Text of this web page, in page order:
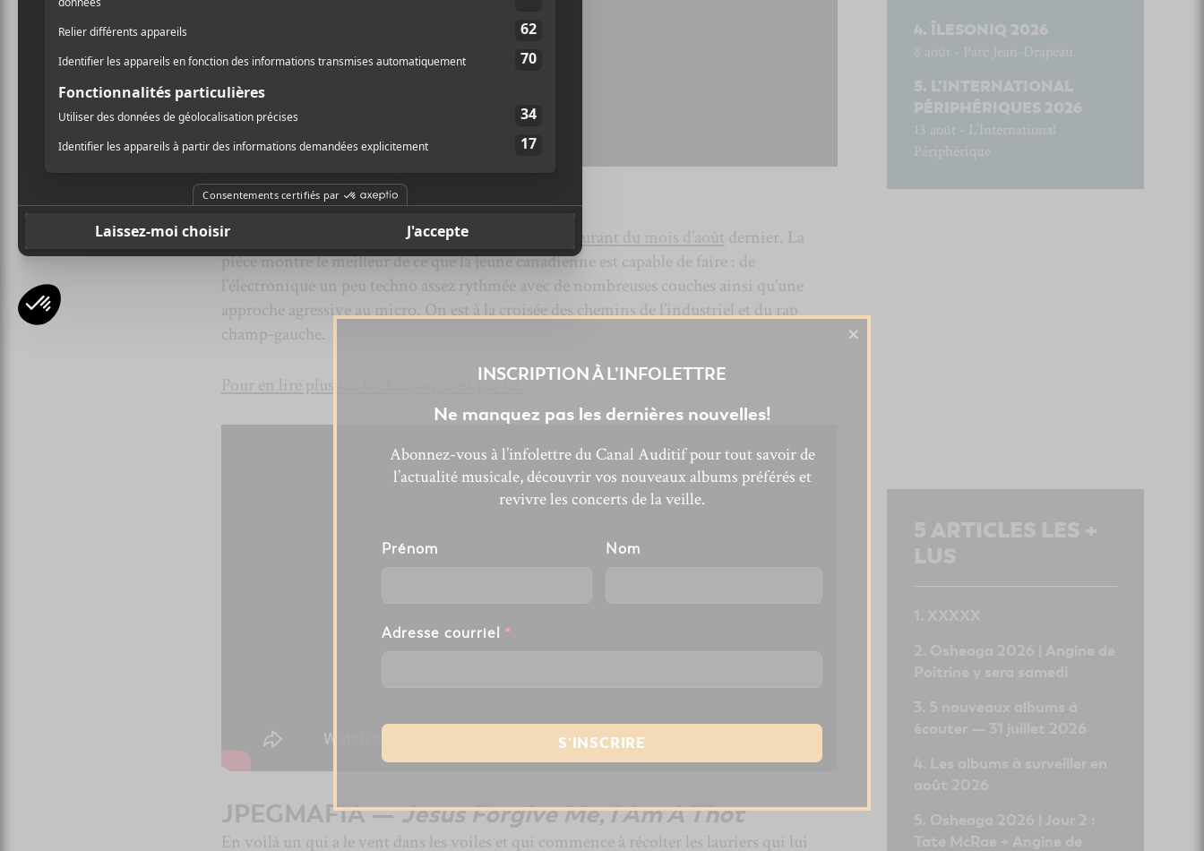
Debbie Friday —Fatal
Fatal est le premier extrait d’un EP qui est paru au courant du mois d’août dernier. La
pièce montre le meilleur de ce que la jeune canadienne est capable de faire : de
l’électronique un peu techno assez rythmée avec de nombreuses couches ainsi qu’une
approche agressive au micro. On est à la croisée des chemins de l’industriel et du rap
champ-gauche.
Pour en lire plus sur la chanson, c’est par ici.
JPEGMAFIA —Jesus Forgive Me, I Am A Thot
En voilà un qui a le vent dans les voiles et qui commence à récolter les lauriers qui lui
ÎLESONIQ 2026
8 août - Parc Jean-Drapeau
L’INTERNATIONAL
PÉRIPHÉRIQUES 2026
13 août - L’International
Périphérique
INSCRIPTION À L’INFOLETTRE
Ne manquez pas les dernières nouvelles!
Abonnez-vous à l’infolettre du Canal Auditif pour tout savoir de
l’actualité musicale, découvrir vos nouveaux albums préférés et
revivre les concerts de la veille.
Prénom Nom
Adresse courriel *
×